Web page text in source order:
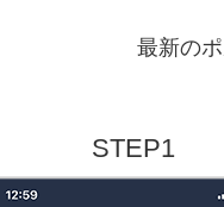
最新の
STEP1